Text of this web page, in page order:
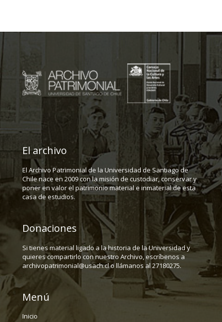
El archivo
El Archivo Patrimonial de la Universidad de Santiago de
Chile nace en 2009 con la misión de custodiar, conservar y
poner en valor el patrimonio material e inmaterial de esta
casa de estudios.
Donaciones
Si tienes material ligado a la historia de la Universidad y
quieres compartirlo con nuestro Archivo, escríbenos a
archivopatrimonial@usach.cl o llámanos al 27180275.
Menú
Inicio